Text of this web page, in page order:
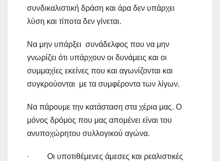
συνδικαλιστική δράση και άρα δεν υπάρχει
λύση και τίποτα δεν γίνεται.
Να μην υπάρξει συνάδελφος που να μην
γνωρίζει ότι υπάρχουν οι δυνάμεις και οι
συμμαχίες εκείνες που και αγωνίζονται και
συγκρούονται με τα συμφέροντα των λίγων.
Να πάρουμε την κατάσταση στα χέρια μας. Ο
μόνος δρόμος που μας απομένει είναι του
ανυποχώρητου συλλογικού αγώνα.
· Οι υποτιθέμενες άμεσες και ρεαλιστικές